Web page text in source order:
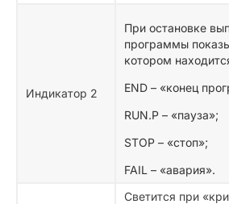
Индикатор 2
При остановке
программы
котором
END – «конец
RUN.P – «пауза»;
STOP – «стоп»;
FAIL – «авария».
Светится при